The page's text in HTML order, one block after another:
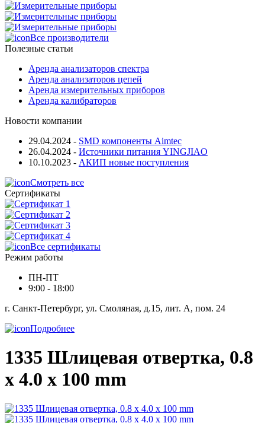
Все производители
Полезные статьи
Аренда анализаторов спектра
Аренда анализаторов цепей
Аренда измерительных приборов
Аренда калибраторов
Новости компании
29.04.2024 - SMD компоненты Aimtec
26.04.2024 - Источники питания YINGJIAO
10.10.2023 - АКИП новые поступления
Смотреть все
Сертификаты
Все сертификаты
Режим работы
ПН-ПТ
9:00 - 18:00
г. Санкт-Петербург, ул. Смоляная, д.15, лит. А, пом. 24
Подробнее
1335 Шлицевая отвертка, 0.8
x 4.0 x 100 mm